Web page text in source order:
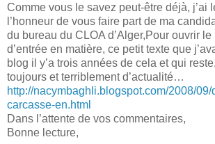
Comme vous le savez peut-être déjà, j’ai
l’honneur de vous faire part de ma
du bureau du CLOA d’Alger,Pour ouvrir
d’entrée en matière, ce petit texte que
blog il y’a trois années de cela et qui
toujours et terriblement d’actualité…
http://nacymbaghli.blogspot.com/2008/
carcasse-en.html
Dans l’attente de vos commentaires,
Bonne lecture,